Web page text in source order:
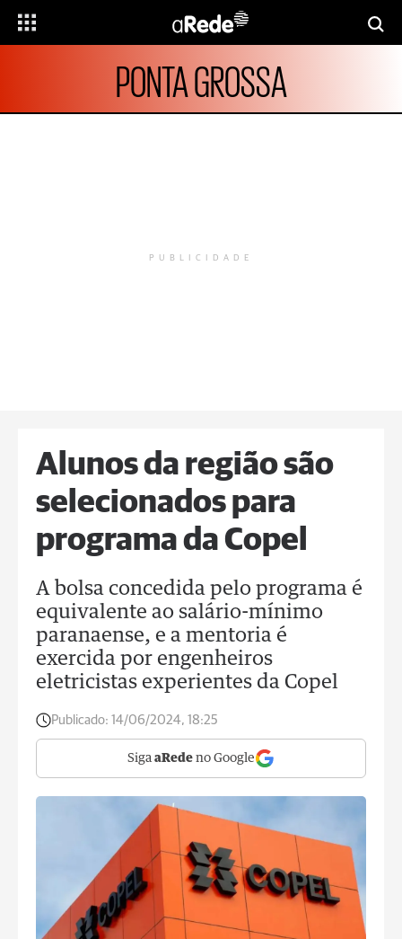
PONTA GROSSA
PUBLICIDADE
Alunos da região são
selecionados para
programa da Copel
A bolsa concedida pelo programa é
equivalente ao salário-mínimo
paranaense, e a mentoria é
exercida por engenheiros
eletricistas experientes da Copel
Publicado: 14/06/2024, 18:25
Siga aRede no Google